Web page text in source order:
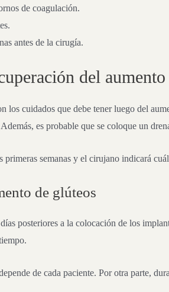
de coagulación.
antes de la cirugía.
del
cuidados que debe tener luego del
es probable que se coloque un
semanas y el cirujano indicará
de glúteos
posteriores a la colocación de los
de cada paciente. Por otra parte,